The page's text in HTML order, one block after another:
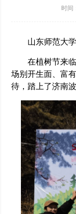
时间
山东师范大学
在植树节来临
场别开生面、富
待，踏上了济南